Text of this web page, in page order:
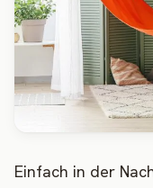
Einfach in der